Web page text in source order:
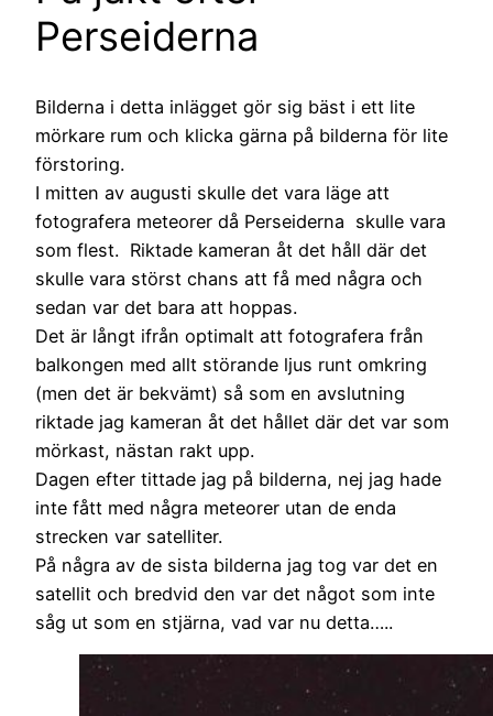
Perseiderna
Bilderna i detta inlägget gör sig bäst i ett lite
mörkare rum och klicka gärna på bilderna för lite
förstoring.
I mitten av augusti skulle det vara läge att
fotografera meteorer då Perseiderna skulle vara
som flest. Riktade kameran åt det håll där det
skulle vara störst chans att få med några och
sedan var det bara att hoppas.
Det är långt ifrån optimalt att fotografera från
balkongen med allt störande ljus runt omkring
(men det är bekvämt) så som en avslutning
riktade jag kameran åt det hållet där det var som
mörkast, nästan rakt upp.
Dagen efter tittade jag på bilderna, nej jag hade
inte fått med några meteorer utan de enda
strecken var satelliter.
På några av de sista bilderna jag tog var det en
satellit och bredvid den var det något som inte
såg ut som en stjärna, vad var nu detta…..